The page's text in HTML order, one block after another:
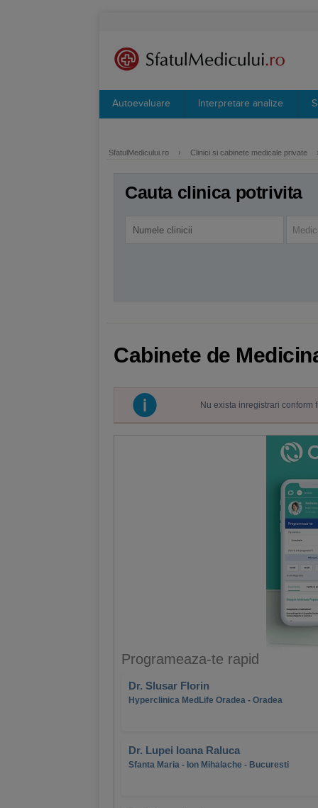
Autoevaluare Interpretare analize
SfatulMedicului.ro › Clinici si cabinete medicale private
Cauta clinica potrivita
Cabinete de
Nu exista inregistrari
Programeaza-te rapid
Dr. Slusar Florin
Hyperclinica MedLife Oradea - Oradea
Dr. Lupei Ioana Raluca
Sfanta Maria - Ion Mihalache - Bucuresti